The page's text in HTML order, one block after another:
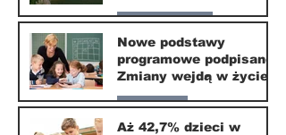
wybiera ten kierunek
Nasze miasto
20 mar
Nowe podstawy
programowe podpisane.
Zmiany wejdą w życie
od września 2026
Edukacja
Aż 42,7% dzieci w